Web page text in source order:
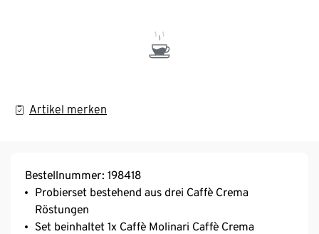
Artikel merken
Bestellnummer: 198418
Probierset bestehend aus drei Caffè Crema
Röstungen
Set beinhaltet 1x Caffè Molinari Caffè Crema